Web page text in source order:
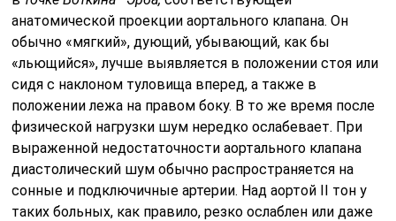
анатомической проекции аортального клапана. Он
обычно «мяг­кий», дующий, убывающий, как бы
«льющийся», лучше выявляется в положении стоя или
сидя с наклоном туловища вперед, а также в
положении лежа на правом боку. В то же время после
физической нагрузки шум нередко ослабевает. При
выраженной недостаточности аортального клапана
диастолический шум обычно распространяется на
сонные и подключичные артерии. Над аортой II тон у
таких больных, как правило, резко ослаблен или даже